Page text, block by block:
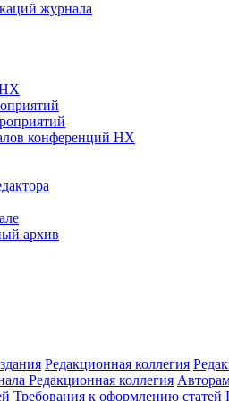
журнала
НХ
конференций НХ
архив
Редакционная коллегия
Редакционная коллегия
Требования к оформлению статей